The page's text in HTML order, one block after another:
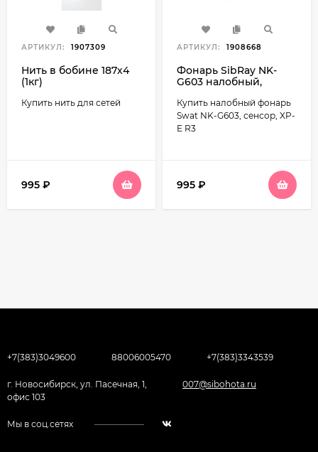
АРТИКУЛ: 1907309
Нить в бобине 187х4
(1кг)
Купить нить для сетей
995 ₽
АРТИКУЛ: 1908668
Фонарь SibRay NK-
G603 налобный,
Купить налобный фонарь
Swat NK-G603, сенсор, XP-
E R3
995 ₽
+7(383)3049600 88006005470 +7(383)3343539
г. Новосибирск, ул. Пасечная, 1,
офис 103
007@sibohota.ru
Мы в соц.сетях